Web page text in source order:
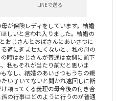
LINEで送る
が保険レディをしています。結婚
しいと言われ入りました。結婚の
おじさんとおばさんにあいさつに
道に進ませたくないと、私の母の
時はおじさんが普通は女側に頭下
私もそれが当たり前だと思いま
なし、結婚のあいさつもうちの親
い子いてないと聞かれ遠回しに断
頼ってくる義理の母今後の付き合
の行事はどのように行うのが普通